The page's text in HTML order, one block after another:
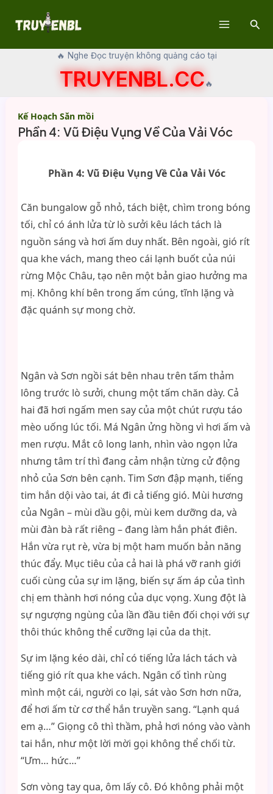
🔥 Nghe Đọc truyện không quảng cáo tại
TRUYENBL.CC🔥
Kế Hoạch Săn mồi
Phần 4: Vũ Điệu Vụng Về Của Vải Vóc
Phần 4: Vũ Điệu Vụng Về Của Vải Vóc
Căn bungalow gỗ nhỏ, tách biệt, chìm trong bóng
tối, chỉ có ánh lửa từ lò sưởi kêu lách tách là
nguồn sáng và hơi ấm duy nhất. Bên ngoài, gió rít
qua khe vách, mang theo cái lạnh buốt của núi
rừng Mộc Châu, tạo nên một bản giao hưởng ma
mị. Không khí bên trong ấm cúng, tĩnh lặng và
đặc quánh sự mong chờ.
Ngân và Sơn ngồi sát bên nhau trên tấm thảm
lông trước lò sưởi, chung một tấm chăn dày. Cả
hai đã hơi ngấm men say của một chút rượu táo
mèo uống lúc tối. Má Ngân ửng hồng vì hơi ấm và
men rượu. Mắt cô long lanh, nhìn vào ngọn lửa
nhưng tâm trí thì đang cảm nhận từng cử động
nhỏ của Sơn bên cạnh. Tim Sơn đập mạnh, tiếng
tim hắn dội vào tai, át đi cả tiếng gió. Mùi hương
của Ngân – mùi dầu gội, mùi kem dưỡng da, và
mùi đàn bà rất riêng – đang làm hắn phát điên.
Hắn vừa rụt rè, vừa bị một ham muốn bản năng
thúc đẩy. Mục tiêu của cả hai là phá vỡ ranh giới
cuối cùng của sự im lặng, biến sự ấm áp của tình
chị em thành hơi nóng của dục vọng. Xung đột là
sự ngượng ngùng của lần đầu tiên đối chọi với sự
thôi thúc không thể cưỡng lại của da thịt.
Sự im lặng kéo dài, chỉ có tiếng lửa lách tách và
tiếng gió rít qua khe vách. Ngân cố tình rùng
mình một cái, người co lại, sát vào Sơn hơn nữa,
để hơi ấm từ cơ thể hắn truyền sang. “Lạnh quá
em ạ…” Giọng cô thì thầm, phả hơi nóng vào vành
tai hắn, như một lời mời gọi không thể chối từ.
“Ưm… hức…”
Sơn vòng tay qua, ôm lấy cô. Đó không phải một